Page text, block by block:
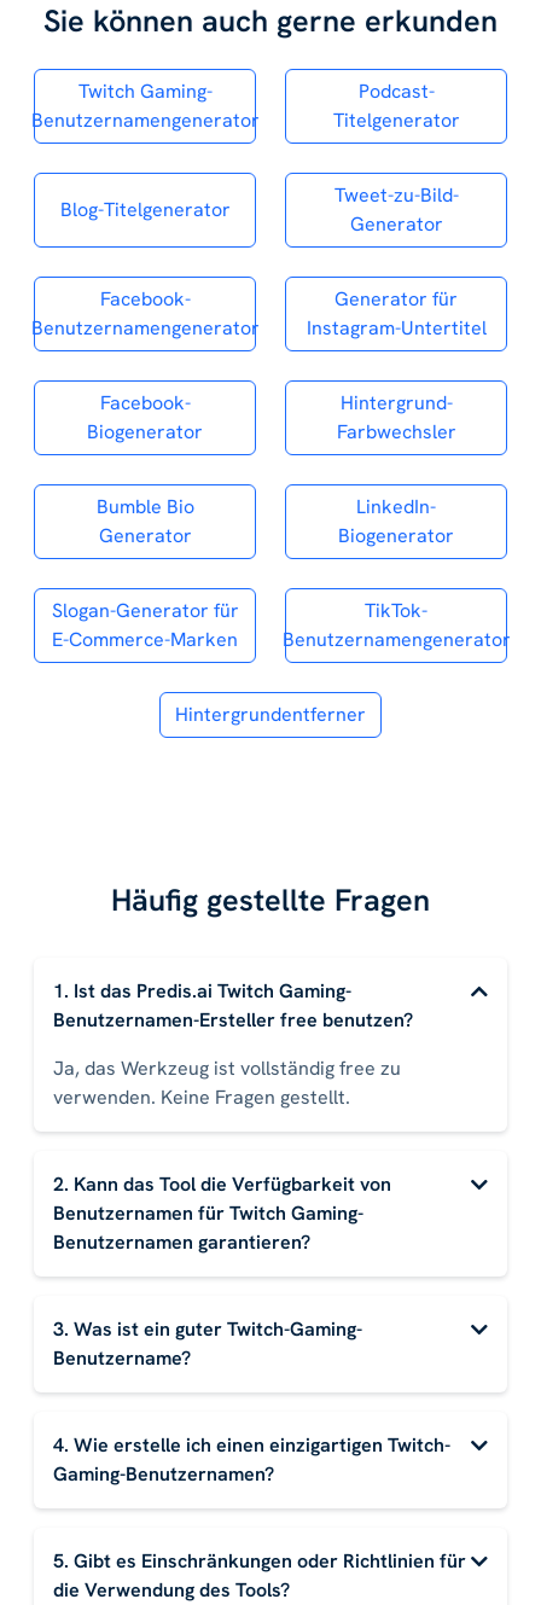
Sie können auch gerne erkunden
Twitch Gaming-
Benutzernamengenerator
Podcast-
Titelgenerator
Blog-Titelgenerator
Tweet-zu-Bild-
Generator
Facebook-
Benutzernamengenerator
Generator für
Instagram-Untertitel
Facebook-
Biogenerator
Hintergrund-
Farbwechsler
Bumble Bio
Generator
LinkedIn-
Biogenerator
Slogan-Generator für
E-Commerce-Marken
TikTok-
Benutzernamengenerator
Hintergrundentferner
Häufig gestellte Fragen
1. Ist das Predis.ai Twitch Gaming-
Benutzernamen-Ersteller free benutzen?
Ja, das Werkzeug ist vollständig free zu
verwenden. Keine Fragen gestellt.
2. Kann das Tool die Verfügbarkeit von
Benutzernamen für Twitch Gaming-
Benutzernamen garantieren?
3. Was ist ein guter Twitch-Gaming-
Benutzername?
4. Wie erstelle ich einen einzigartigen Twitch-
Gaming-Benutzernamen?
5. Gibt es Einschränkungen oder Richtlinien für
die Verwendung des Tools?